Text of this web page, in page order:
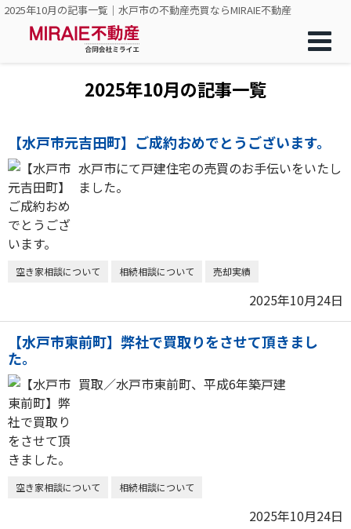
2025年10月の記事一覧｜水戸市の不動産売買ならMIRAIE不動産
2025年10月の記事一覧
【水戸市元吉田町】ご成約おめでとうございます。
水戸市にて戸建住宅の売買のお手伝いをいたし
ました。
空き家相談について 相続相談について 売却実績
2025年10月24日
【水戸市東前町】弊社で買取りをさせて頂きまし
た。
買取／水戸市東前町、平成6年築戸建
空き家相談について 相続相談について
2025年10月24日